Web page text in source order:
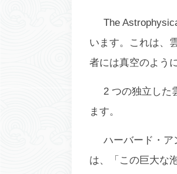
The
います。これは、
者には真空のよう
2 つの独立した
ます。
ハーバード・ア
は、「この巨大な